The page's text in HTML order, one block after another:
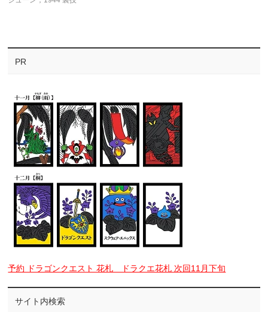
PR
予約 ドラゴンクエスト 花札 ドラクエ花札 次回11月下旬
サイト内検索